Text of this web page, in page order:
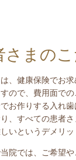
さまの
、健康保険でお
ので、費用面で
お作りする入れ
、すべての患者
いというデメリッ
院では、ご希望